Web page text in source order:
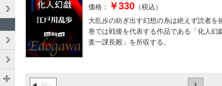
価格：
￥330 （税込）
大乱歩の紡ぎ出す幻想の糸は絶えず読者を
巻では戦後を代表する作品である「化人幻
査一課長殿」を所収する。